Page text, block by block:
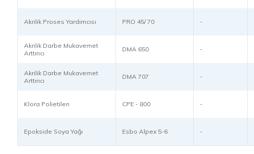
Akrilik Proses Yardımcısı PRO 45/ 70 -
Akrilik Darbe Mukavemet
Arttırıcı
DMA 650 -
Akrilik Darbe Mukavemet
Arttırıcı
DMA 707 -
Klora Polietilen CPE - 800 -
Epokside Soya Yağı Esbo Alpex 5-6 -